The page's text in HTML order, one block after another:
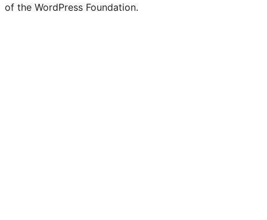
of the WordPress Foundation.